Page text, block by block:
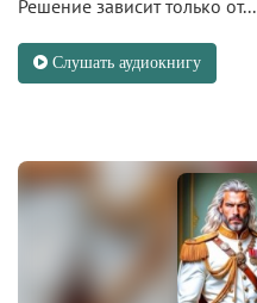
Решение зависит только от...
Слушать аудиокнигу